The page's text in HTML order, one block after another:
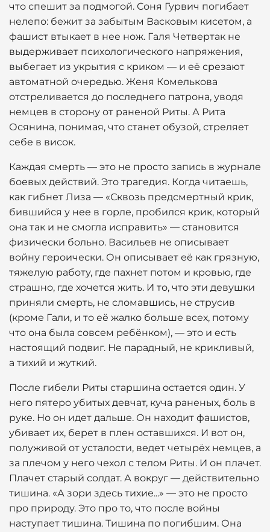
что спешит за подмогой. Соня Гурвич погибает
нелепо: бежит за забытым Васковым кисетом, а
фашист втыкает в нее нож. Галя Четвертак не
выдерживает психологического напряжения,
выбегает из укрытия с криком — и её срезают
автоматной очередью. Женя Комелькова
отстреливается до последнего патрона, уводя
немцев в сторону от раненой Риты. А Рита
Осянина, понимая, что станет обузой, стреляет
себе в висок.
Каждая смерть — это не просто запись в журнале
боевых действий. Это трагедия. Когда читаешь,
как гибнет Лиза — «Сквозь предсмертный крик,
бившийся у нее в горле, пробился крик, который
она так и не смогла исправить» — становится
физически больно. Васильев не описывает
войну героически. Он описывает её как грязную,
тяжелую работу, где пахнет потом и кровью, где
страшно, где хочется жить. И то, что эти девушки
приняли смерть, не сломавшись, не струсив
(кроме Гали, и то её жалко больше всех, потому
что она была совсем ребёнком), — это и есть
настоящий подвиг. Не парадный, не крикливый,
а тихий и жуткий.
После гибели Риты старшина остается один. У
него пятеро убитых девчат, куча раненых, боль в
руке. Но он идет дальше. Он находит фашистов,
убивает их, берет в плен оставшихся. И вот он,
полуживой от усталости, ведет четырёх немцев, а
за плечом у него чехол с телом Риты. И он плачет.
Плачет старый солдат. А вокруг — действительно
тишина. «А зори здесь тихие...» — это не просто
про природу. Это про то, что после войны
наступает тишина. Тишина по погибшим. Она